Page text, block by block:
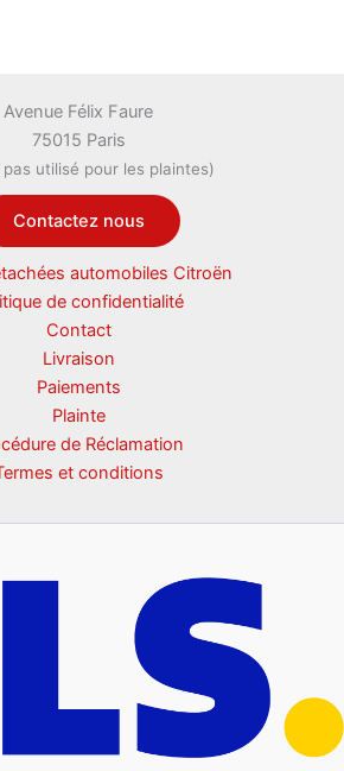
Avenue Félix Faure
75015 Paris
utilisé pour les plaintes)
Contactez nous
automobiles Citroën
de confidentialité
Contact
Livraison
Paiements
Plainte
de Réclamation
et conditions